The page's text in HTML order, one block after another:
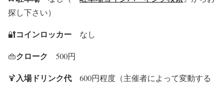
探し下さい）
🔐コインロッカー なし
👜クローク 500円
🍹入場ドリンク代 600円程度（主催者によって変動する